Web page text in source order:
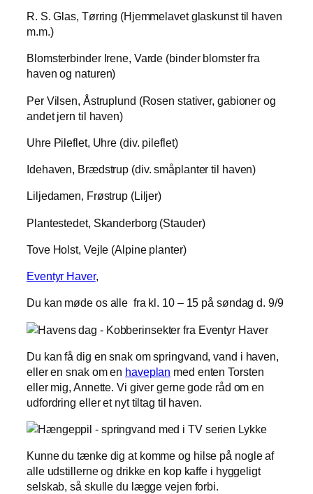
R. S. Glas, Tørring (Hjemmelavet glaskunst til haven
m.m.)
Blomsterbinder Irene, Varde (binder blomster fra
haven og naturen)
Per Vilsen, Åstruplund (Rosen stativer, gabioner og
andet jern til haven)
Uhre Pileflet, Uhre (div. pileflet)
Idehaven, Brædstrup (div. småplanter til haven)
Liljedamen, Frøstrup (Liljer)
Plantestedet, Skanderborg (Stauder)
Tove Holst, Vejle (Alpine planter)
Eventyr Haver,
Du kan møde os alle fra kl. 10 – 15 på søndag d. 9/9
Du kan få dig en snak om springvand, vand i haven,
eller en snak om en haveplan med enten Torsten
eller mig, Annette. Vi giver gerne gode råd om en
udfordring eller et nyt tiltag til haven.
Kunne du tænke dig at komme og hilse på nogle af
alle udstillerne og drikke en kop kaffe i hyggeligt
selskab, så skulle du lægge vejen forbi.